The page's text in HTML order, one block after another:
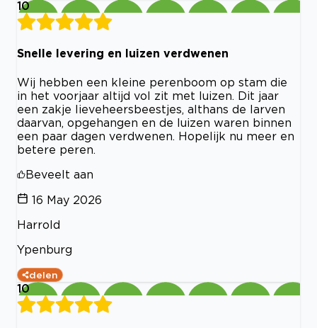
10
Snelle levering en luizen verdwenen
Wij hebben een kleine perenboom op stam die
in het voorjaar altijd vol zit met luizen. Dit jaar
een zakje lieveheersbeestjes, althans de larven
daarvan, opgehangen en de luizen waren binnen
een paar dagen verdwenen. Hopelijk nu meer en
betere peren.
Beveelt aan
16 May 2026
Harrold
Ypenburg
delen
10